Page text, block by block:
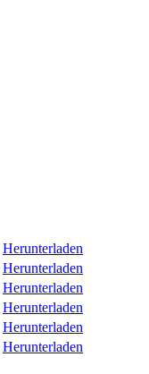
Herunterladen
Herunterladen
Herunterladen
Herunterladen
Herunterladen
Herunterladen